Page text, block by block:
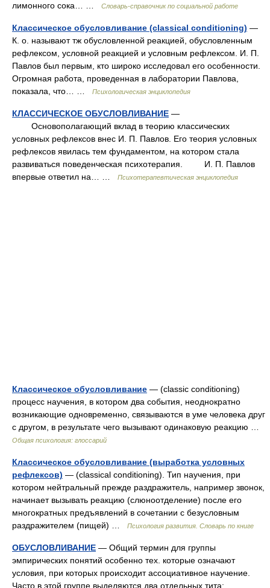
лимонного сока… …
Словарь-справочник по социальной работе
Классическое обусловливание (classical conditioning) —
К. о. называют тж обусловленной реакцией, обусловленным
рефлексом, условной реакцией и условным рефлексом. И. П.
Павлов был первым, кто широко исследовал его особенности.
Огромная работа, проведенная в лаборатории Павлова,
показала, что… …
Психологическая энциклопедия
КЛАССИЧЕСКОЕ ОБУСЛОВЛИВАНИЕ —
Основополагающий вклад в теорию классических
условных рефлексов внес И. П. Павлов. Его теория условных
рефлексов явилась тем фундаментом, на котором стала
развиваться поведенческая психотерапия. И. П. Павлов
впервые ответил на… …
Психотерапевтическая энциклопедия
Классическое обусловливание — (classic conditioning)
процесс научения, в котором два события, неоднократно
возникающие одновременно, связываются в уме человека друг
с другом, в результате чего вызывают одинаковую реакцию …
Общая психология: глоссарий
Классическое обусловливание (выработка условных
рефлексов) — (classical conditioning). Тип научения, при
котором нейтральный прежде раздражитель, например звонок,
начинает вызывать реакцию (слюноотделение) после его
многократных предъявлений в сочетании с безусловным
раздражителем (пищей) …
Психология развития. Словарь по книге
ОБУСЛОВЛИВАНИЕ — Общий термин для группы
эмпирических понятий особенно тех. которые означают
условия, при которых происходит ассоциативное научение.
Часто в этой группе выделяются два отдельных тита: